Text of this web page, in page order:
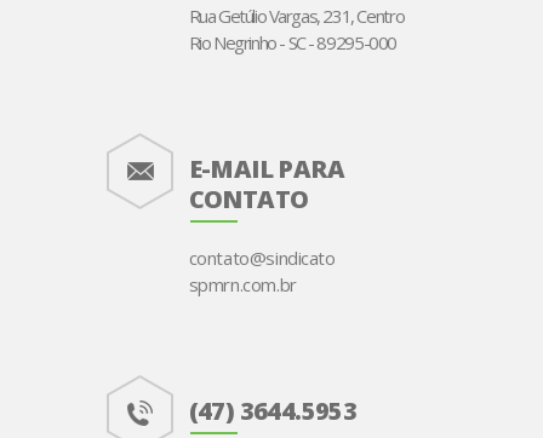
Rua Getúlio Vargas, 231, Centro
Rio Negrinho - SC - 89295-000
E-MAIL PARA
CONTATO
contato@sindicato
spmrn.com.br
(47) 3644.5953